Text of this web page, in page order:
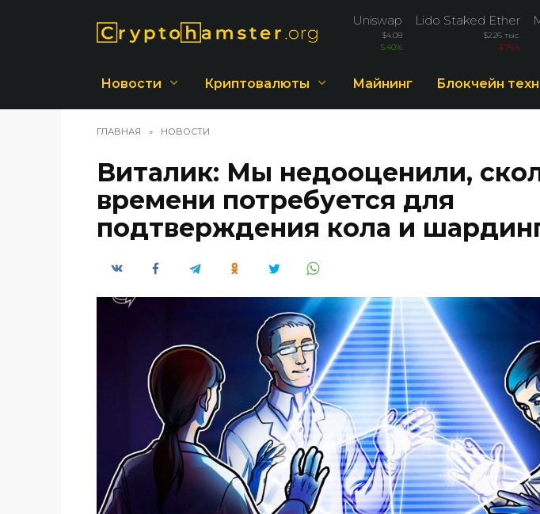
Uniswap
$4.08
5.40%
Lido Staked Ether
$2.26 тыс.
-3.76%
Новости Криптовалюты Майнинг Блокчейн
ГЛАВНАЯ » НОВОСТИ
Виталик: Мы недооценили,
времени потребуется для
подтверждения кола и